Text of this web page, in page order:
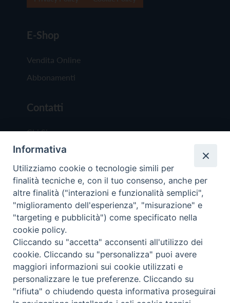
E-Shop
Vendita Online
Abbonamenti
Contatti
Chi Siamo
Redazione
Scrivici
Copyright © 2019 - Tutti i diritti riservati - Vita
Trentina Editrice
Privacy Policy
Torna
Informativa
Utilizziamo cookie o tecnologie simili per
finalità tecniche e, con il tuo consenso, anche per
altre finalità ("interazioni e funzionalità semplici",
"miglioramento dell'esperienza", "misurazione" e
"targeting e pubblicità") come specificato nella
cookie policy.
Cliccando su "accetta" acconsenti all'utilizzo dei
cookie. Cliccando su "personalizza" puoi avere
maggiori informazioni sui cookie utilizzati e
personalizzare le tue preferenze. Cliccando su
"rifiuta" o chiudendo questa informativa proseguirai